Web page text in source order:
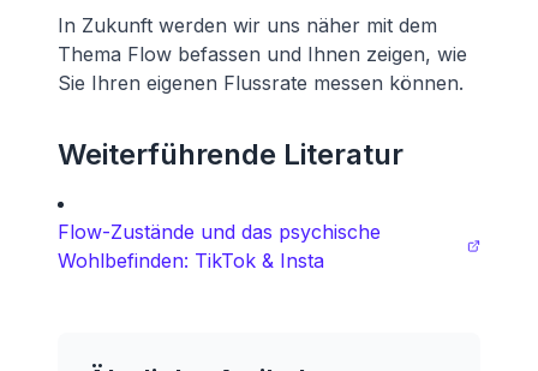
In Zukunft werden wir uns näher mit dem
Thema Flow befassen und Ihnen zeigen, wie
Sie Ihren eigenen Flussrate messen können.
Weiterführende Literatur
Flow-Zustände und das psychische
Wohlbefinden: TikTok & Insta